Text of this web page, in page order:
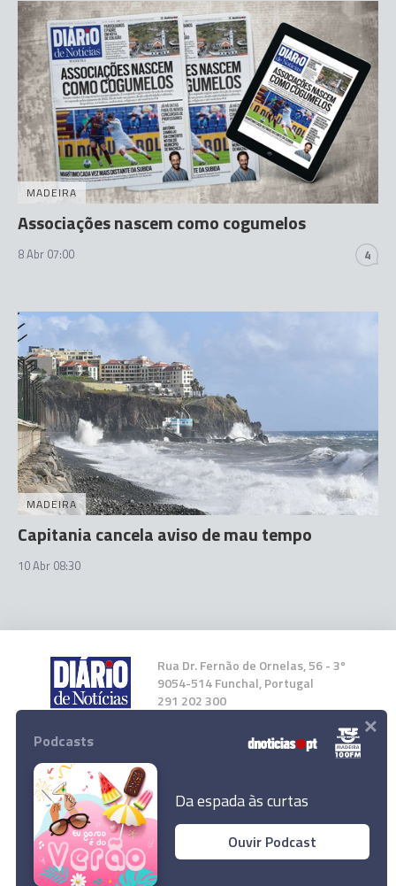
MADEIRA
Associações nascem como cogumelos
8 Abr 07:00 4
MADEIRA
Capitania cancela aviso de mau tempo
10 Abr 08:30
Rua Dr. Fernão de Ornelas, 56 - 3º
9054-514 Funchal, Portugal
291 202 300
Instale a nossa App
© 2024 Empresa Diário de Notícias, Lda.
Todos os direitos reservados.
Podcasts
Da espada às curtas
Ouvir Podcast
×